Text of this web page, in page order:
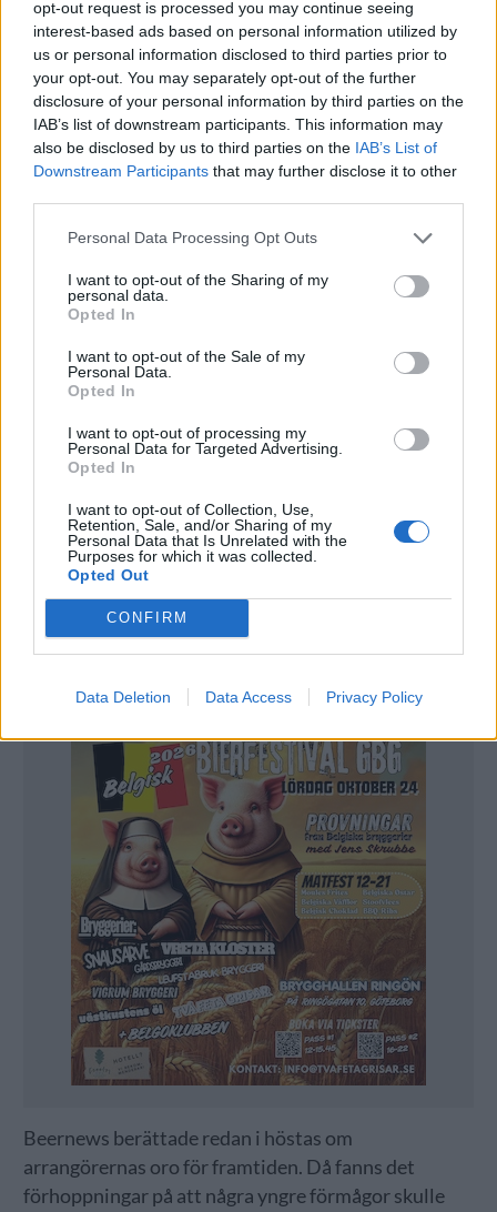
opt-out request is processed you may continue seeing
interest-based ads based on personal information utilized by
us or personal information disclosed to third parties prior to
your opt-out. You may separately opt-out of the further
disclosure of your personal information by third parties on the
IAB’s list of downstream participants. This information may
also be disclosed by us to third parties on the IAB’s List of
Downstream Participants that may further disclose it to other
Personal Data Processing Opt Outs
I want to opt-out of the Sharing of my
personal data.
Opted In
I want to opt-out of the Sale of my
Personal Data.
Opted In
I want to opt-out of processing my
Personal Data for Targeted Advertising.
Opted In
I want to opt-out of Collection, Use,
Retention, Sale, and/or Sharing of my
Personal Data that Is Unrelated with the
Purposes for which it was collected.
Opted Out
CONFIRM
Data Deletion Data Access Privacy Policy
Beslutat: Populära festivalen
läggs ned
Publicerat
FESTIVALER & MÄSSOR
I helgen togs beslut om att lägga ned ölfestivalen i Söderbärke
nästa år.Foto:Ronny Karlsson.
Under hösten fanns ett hopp om en föryngring och
en fortsättning. Men nu är det klart att ölfestivalen
Beernews berättade redan i höstas om
arrangörernas oro för framtiden. Då fanns det
förhoppningar på att några yngre förmågor skulle